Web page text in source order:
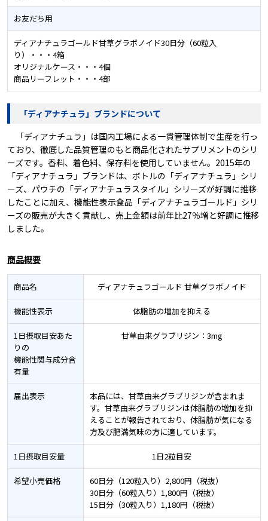
お友だち用
ディアナチュラゴールド甘草グラボノイド30日分（60粒入
り）・・・4箱
オリジナルケース・・・4個
商品リーフレット・・・4部
「ディアナチュラ」ブランドについて
「ディアナチュラ」は国内工場による一貫管理体制で生産を行っ
ており、徹底した品質管理のもと商品化されたサプリメントのシリ
ーズです。香料、着色料、保存料を使用していません。2015年の
「ディアナチュラ」ブランドは、ボトルの「ディアナチュラ」シリ
ーズ、パウチの「ディアナチュラスタイル」シリーズが好調に推移
したことに加え、機能性表示食品「ディアナチュラゴールド」シリ
ーズの販売が大きく貢献し、売上金額は前年比27％増と好調に推移
しました。
商品概要
商品名 ディアナチュラゴールド 甘草グラボノイド
機能性表示 体脂肪の増加を抑える
1日摂取目安あた
りの
機能性関与成分含
有量
甘草由来グラブリジン：3mg
届出表示
本品には、甘草由来グラブリジンが含まれま
す。甘草由来グラブリジンは体脂肪の増加を抑
えることが報告されており、体脂肪が気になる
方及び肥満気味の方に適しています。
1日摂取目安量 1日2粒目安
希望小売価格
60日分（120粒入り）2,800円（税抜）
30日分（60粒入り）1,800円（税抜）
15日分（30粒入り）1,180円（税抜）